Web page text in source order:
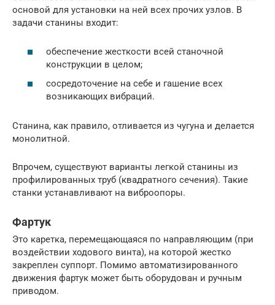
основой для установки на ней всех прочих узлов. В
задачи станины входит:
обеспечение жесткости всей станочной
конструкции в целом;
сосредоточение на себе и гашение всех
возникающих вибраций.
Станина, как правило, отливается из чугуна и делается
монолитной.
Впрочем, существуют варианты легкой станины из
профилированных труб (квадратного сечения). Такие
станки устанавливают на виброопоры.
Фартук
Это каретка, перемещающаяся по направляющим (при
воздействии ходового винта), на которой жестко
закреплен суппорт. Помимо автоматизированного
движения фартук может быть оборудован и ручным
приводом.